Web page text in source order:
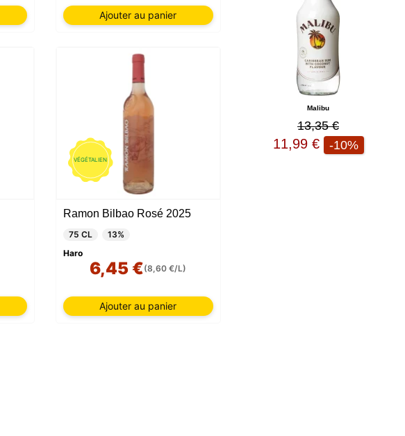
Ajouter au panier
VÉGÉTALIEN
Ramon Bilbao Rosé 2025
75 CL
13%
Haro
6,45 €(8,60 €/L)
Ajouter au panier
Malibu
13,35 €
11,99 € -10%